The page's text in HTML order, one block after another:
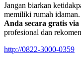
Jangan biarkan
memiliki rumah idaman.
Anda secara gratis
profesional dan
http://0822-3000-0359